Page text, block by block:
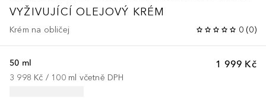
VYŽIVUJÍCÍ OLEJOVÝ KRÉM
Krém na obličej 0 (0)
1 999 Kč
50 ml
3 998 Kč / 100 ml včetně DPH